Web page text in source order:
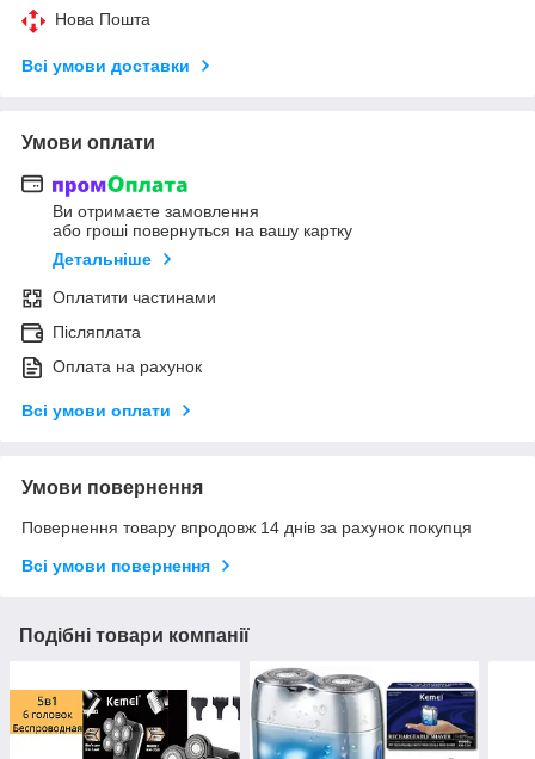
Нова Пошта
Всі умови доставки
Умови оплати
Ви отримаєте замовлення
або гроші повернуться на вашу картку
Детальніше
Оплатити частинами
Післяплата
Оплата на рахунок
Всі умови оплати
Умови повернення
Повернення товару впродовж 14 днів за рахунок покупця
Всі умови повернення
Подібні товари компанії